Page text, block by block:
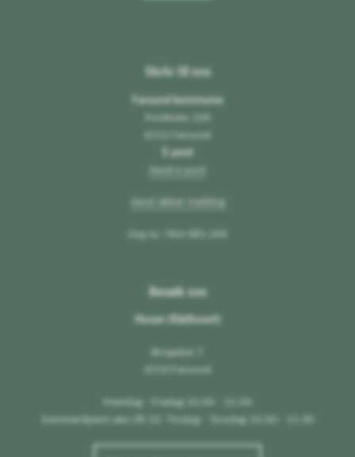
Skriv til oss
Farsund kommune
Postboks 100
4552 Farsund
E-post
Send e-post
Send sikker melding
Besøk oss
Husan (Rådhuset)
Brogaten 7
Mandag - Fredag 10.00 - 15.00
Sommeråpent uke 28-32: Tirsdag - Torsdag 10.00 - 15.00